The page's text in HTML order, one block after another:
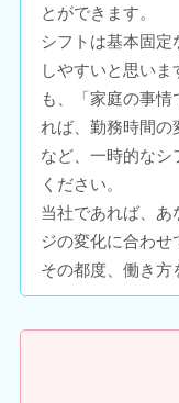
とができます。
シフトは基本固定
しやすいと思い
も、「家庭の事
れば、勤務時間の
など、一時的なシ
ください。
当社であれば、あ
ジの変化に合わせ
その都度、働き方